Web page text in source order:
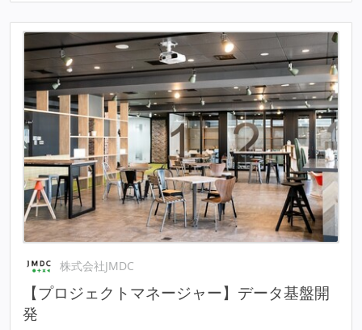
株式会社JMDC
【プロジェクトマネージャー】データ基盤開
発